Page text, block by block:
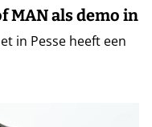
MAN als demo in
in Pesse heeft een